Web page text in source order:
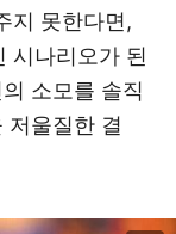
지 못한다면,
시나리오가 된
소모를 솔직
저울질한 결